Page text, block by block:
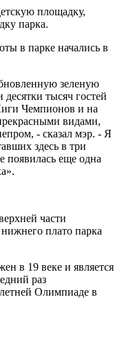
площадку,
парка.
в парке начались в
зеленую
тысяч гостей
Чемпионов и на
видами,
- сказал мэр. - Я
здесь в три
появилась еще одна
части
плато парка
в 19 веке и является
раз
Олимпиаде в